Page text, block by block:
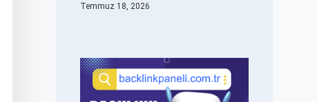
Temmuz 18, 2026